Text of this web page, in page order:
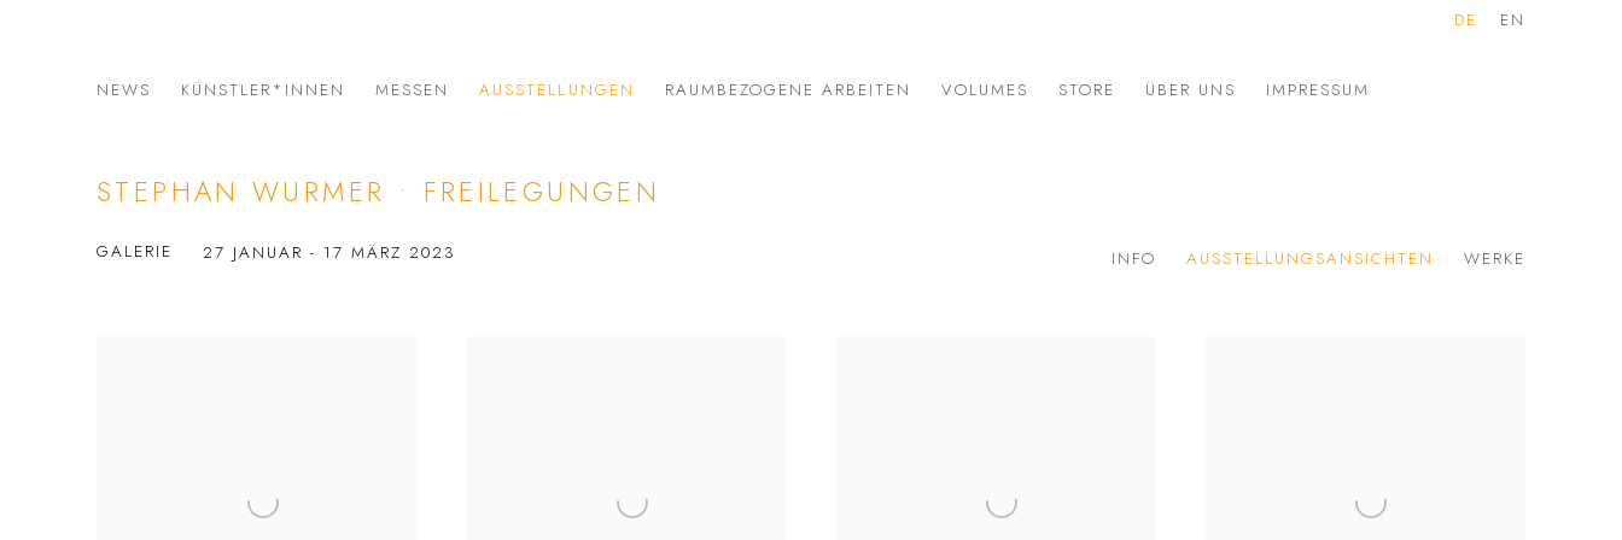
NEWS KÜNSTLER*INNEN MESSEN AUSSTELLUNGEN RAUMBEZOGENE ARBEITEN VOLUMES STORE ÜBER UNS IMPRESSUM
DE EN
STEPHAN WURMER • FREILEGUNGEN
GALERIE 27 JANUAR - 17 MÄRZ 2023 INFO AUSSTELLUNGSANSICHTEN WERKE